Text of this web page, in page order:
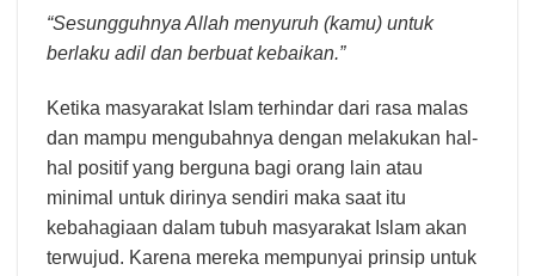
“Sesungguhnya Allah menyuruh (kamu) untuk
berlaku adil dan berbuat kebaikan.”
Ketika masyarakat Islam terhindar dari rasa malas
dan mampu mengubahnya dengan melakukan hal-
hal positif yang berguna bagi orang lain atau
minimal untuk dirinya sendiri maka saat itu
kebahagiaan dalam tubuh masyarakat Islam akan
terwujud. Karena mereka mempunyai prinsip untuk